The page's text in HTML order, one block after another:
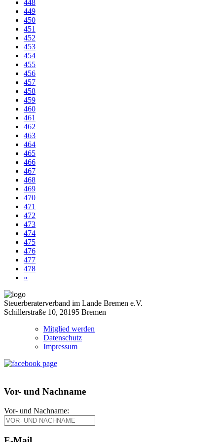
448
449
450
451
452
453
454
455
456
457
458
459
460
461
462
463
464
465
466
467
468
469
470
471
472
473
474
475
476
477
478
»
Steuerberaterverband im Lande Bremen e.V.
Schillerstraße 10, 28195 Bremen
Mitglied werden
Datenschutz
Impressum
Vor- und Nachname
Vor- und Nachname: